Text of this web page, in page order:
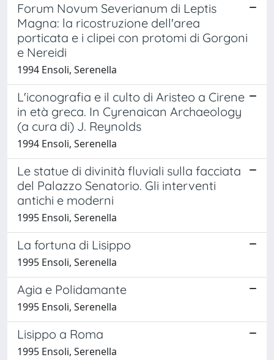
Forum Novum Severianum di Leptis
Magna: la ricostruzione dell'area
porticata e i clipei con protomi di Gorgoni
e Nereidi
1994 Ensoli, Serenella
L'iconografia e il culto di Aristeo a Cirene
in età greca. In Cyrenaican Archaeology
(a cura di) J. Reynolds
1994 Ensoli, Serenella
Le statue di divinità fluviali sulla facciata
del Palazzo Senatorio. Gli interventi
antichi e moderni
1995 Ensoli, Serenella
La fortuna di Lisippo
1995 Ensoli, Serenella
Agia e Polidamante
1995 Ensoli, Serenella
Lisippo a Roma
1995 Ensoli, Serenella